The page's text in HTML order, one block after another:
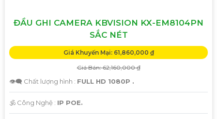
ĐẦU GHI CAMERA KBVISION KX-EM8104PN
SẮC NÉT
Giá Khuyến Mại: 61,860,000 ₫
Giá Bán: 62,160,000 ₫
👁️‍🗨 Chất lượng hình : FULL HD 1080P .
🕉️ Công Nghệ : IP POE.